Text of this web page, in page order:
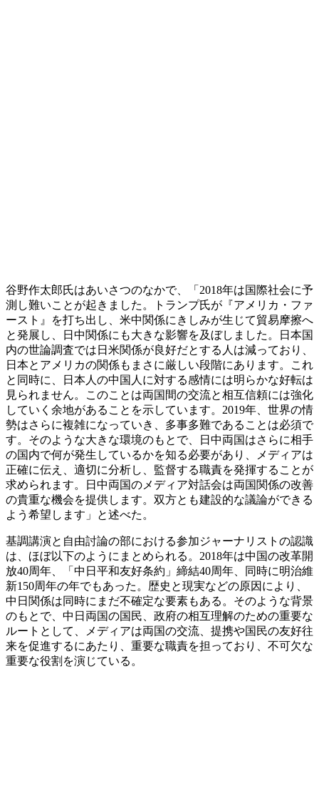
谷野作太郎氏はあいさつのなかで、「2018年は国際社会に予
測し難いことが起きました。トランプ氏が『アメリカ・ファ
ースト』を打ち出し、米中関係にきしみが生じて貿易摩擦へ
と発展し、日中関係にも大きな影響を及ぼしました。日本国
内の世論調査では日米関係が良好だとする人は減っており、
日本とアメリカの関係もまさに厳しい段階にあります。これ
と同時に、日本人の中国人に対する感情には明らかな好転は
見られません。このことは両国間の交流と相互信頼には強化
していく余地があることを示しています。2019年、世界の情
勢はさらに複雑になっていき、多事多難であることは必須で
す。そのような大きな環境のもとで、日中両国はさらに相手
の国内で何が発生しているかを知る必要があり、メディアは
正確に伝え、適切に分析し、監督する職責を発揮することが
求められます。日中両国のメディア対話会は両国関係の改善
の貴重な機会を提供します。双方とも建設的な議論ができる
よう希望します」と述べた。
基調講演と自由討論の部における参加ジャーナリストの認識
は、ほぼ以下のようにまとめられる。2018年は中国の改革開
放40周年、「中日平和友好条約」締結40周年、同時に明治維
新150周年の年でもあった。歴史と現実などの原因により、
中日関係は同時にまだ不確定な要素もある。そのような背景
のもとで、中日両国の国民、政府の相互理解のための重要な
ルートとして、メディアは両国の交流、提携や国民の友好往
来を促進するにあたり、重要な職責を担っており、不可欠な
重要な役割を演じている。